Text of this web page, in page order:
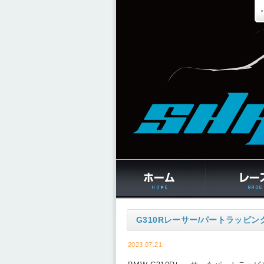
G310Rレーサー/パートラッピン
2023.07.21.